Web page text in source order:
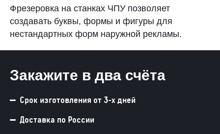
Фрезеровка на станках ЧПУ позволяет
создавать буквы, формы и фигуры для
нестандартных форм наружной рекламы.
Закажите в два счёта
Срок изготовления от 3-х дней
Доставка по России